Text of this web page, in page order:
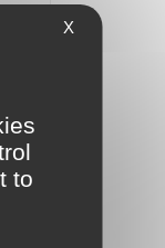
X
to